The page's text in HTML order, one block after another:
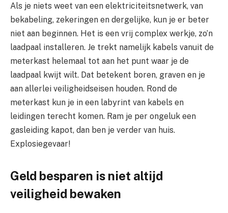
Als je niets weet van een elektriciteitsnetwerk, van
bekabeling, zekeringen en dergelijke, kun je er beter
niet aan beginnen. Het is een vrij complex werkje, zo’n
laadpaal installeren. Je trekt namelijk kabels vanuit de
meterkast helemaal tot aan het punt waar je de
laadpaal kwijt wilt. Dat betekent boren, graven en je
aan allerlei veiligheidseisen houden. Rond de
meterkast kun je in een labyrint van kabels en
leidingen terecht komen. Ram je per ongeluk een
gasleiding kapot, dan ben je verder van huis.
Explosiegevaar!
Geld besparen is niet altijd
veiligheid bewaken